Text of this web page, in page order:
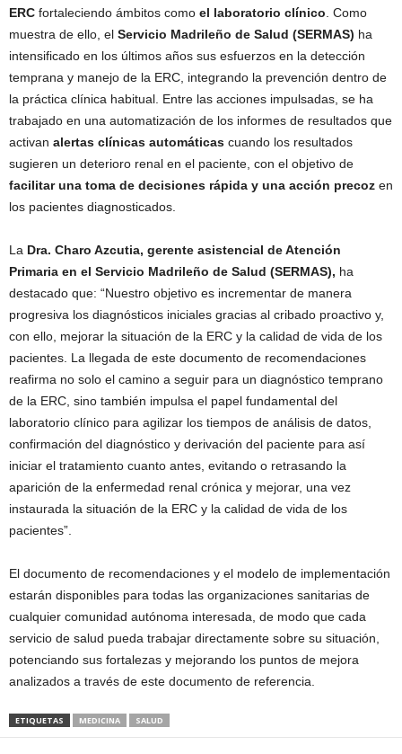
ERC fortaleciendo ámbitos como el laboratorio clínico. Como
muestra de ello, el Servicio Madrileño de Salud (SERMAS) ha
intensificado en los últimos años sus esfuerzos en la detección
temprana y manejo de la ERC, integrando la prevención dentro de
la práctica clínica habitual. Entre las acciones impulsadas, se ha
trabajado en una automatización de los informes de resultados que
activan alertas clínicas automáticas cuando los resultados
sugieren un deterioro renal en el paciente, con el objetivo de
facilitar una toma de decisiones rápida y una acción precoz en
los pacientes diagnosticados.
La Dra. Charo Azcutia, gerente asistencial de Atención
Primaria en el Servicio Madrileño de Salud (SERMAS), ha
destacado que: “Nuestro objetivo es incrementar de manera
progresiva los diagnósticos iniciales gracias al cribado proactivo y,
con ello, mejorar la situación de la ERC y la calidad de vida de los
pacientes. La llegada de este documento de recomendaciones
reafirma no solo el camino a seguir para un diagnóstico temprano
de la ERC, sino también impulsa el papel fundamental del
laboratorio clínico para agilizar los tiempos de análisis de datos,
confirmación del diagnóstico y derivación del paciente para así
iniciar el tratamiento cuanto antes, evitando o retrasando la
aparición de la enfermedad renal crónica y mejorar, una vez
instaurada la situación de la ERC y la calidad de vida de los
pacientes”.
El documento de recomendaciones y el modelo de implementación
estarán disponibles para todas las organizaciones sanitarias de
cualquier comunidad autónoma interesada, de modo que cada
servicio de salud pueda trabajar directamente sobre su situación,
potenciando sus fortalezas y mejorando los puntos de mejora
analizados a través de este documento de referencia.
ETIQUETAS MEDICINA SALUD